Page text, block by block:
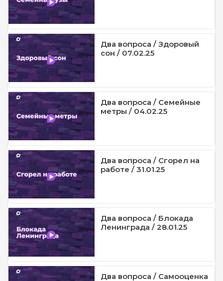
Два вопроса / Здоровый
сон / 07.02.25
Два вопроса / Семейные
метры / 04.02.25
Два вопроса / Сгорел на
работе / 31.01.25
Два вопроса / Блокада
Ленинграда / 28.01.25
Два вопроса / Самооценка